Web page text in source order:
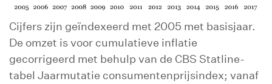
Cijfers zijn geïndexeerd met 2005 met basisjaar.
De omzet is voor cumulatieve inflatie
gecorrigeerd met behulp van de CBS Statline-
tabel Jaarmutatie consumentenprijsindex; vanaf